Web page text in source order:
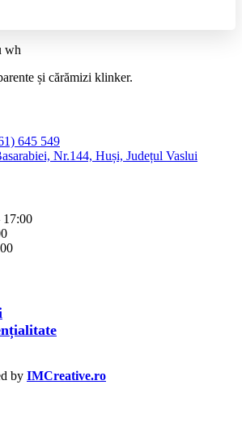
și cărămizi klinker.
645 549
Nr.144, Huși, Județul Vaslui
by IMCreative.ro